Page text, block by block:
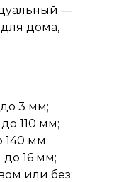
—
для дома,
3 мм;
110 мм;
140 мм;
16 мм;
или без;